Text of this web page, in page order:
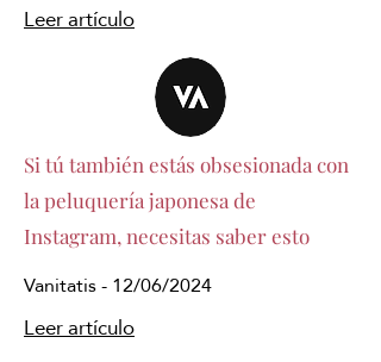
Leer artículo
Si tú también estás obsesionada con
la peluquería japonesa de
Instagram, necesitas saber esto
Vanitatis - 12/06/2024
Leer artículo